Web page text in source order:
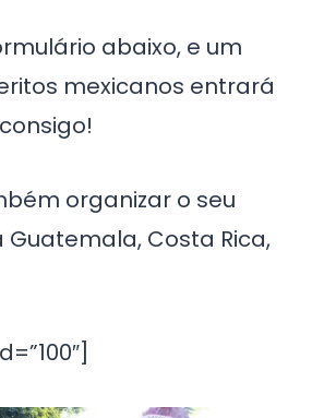
abaixo, e um
mexicanos entrará
organizar o seu
Costa Rica,